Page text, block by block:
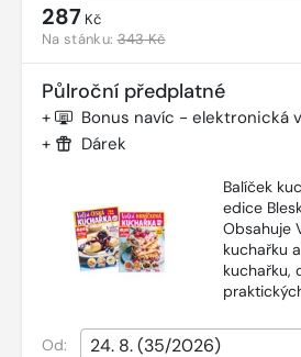
287 Kč
Na stánku:343 Kč
Půlroční předplatné
+ Bonus navíc - elektronická
+ Dárek
Balíček
edice
Obsahuje
kuchařku
kuchařku,
Od: